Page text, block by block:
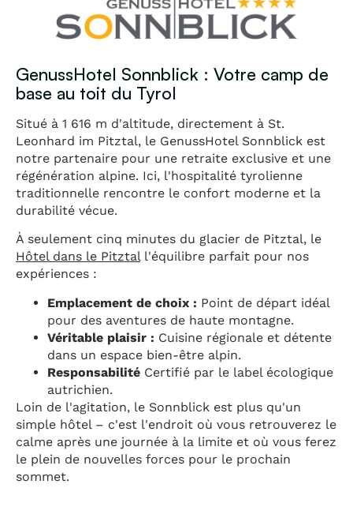
GenussHotel Sonnblick : Votre camp de
base au toit du Tyrol
Situé à 1 616 m d'altitude, directement à St.
Leonhard im Pitztal, le GenussHotel Sonnblick est
notre partenaire pour une retraite exclusive et une
régénération alpine. Ici, l'hospitalité tyrolienne
traditionnelle rencontre le confort moderne et la
durabilité vécue.
À seulement cinq minutes du glacier de Pitztal, le
Hôtel dans le Pitztall'équilibre parfait pour nos
expériences :
Emplacement de choix : Point de départ idéal
pour des aventures de haute montagne.
Véritable plaisir : Cuisine régionale et détente
dans un espace bien-être alpin.
Responsabilité Certifié par le label écologique
autrichien.
Loin de l'agitation, le Sonnblick est plus qu'un
simple hôtel – c'est l'endroit où vous retrouverez le
calme après une journée à la limite et où vous ferez
le plein de nouvelles forces pour le prochain
sommet.